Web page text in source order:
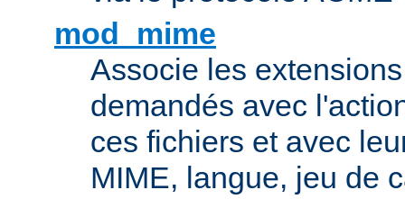
mod_mime
Associe les
demandés avec
ces fichiers et avec
MIME, langue, jeu de